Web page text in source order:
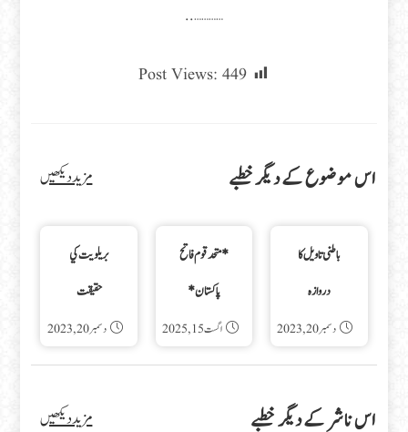
…………..
Post Views: 449
اس موضوع کے دیگر خطبے مزید دیکھیں
باطنی تاویل کا
دروازہ
دسمبر 20, 2023
*متحد قوم فاتح
پاکستان*
اگست 15, 2025
بريلويت كي
حقيقت
دسمبر 20, 2023
اس ناشر کے دیگر خطبے مزید دیکھیں